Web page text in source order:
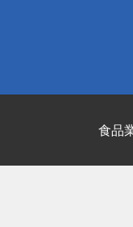
食品